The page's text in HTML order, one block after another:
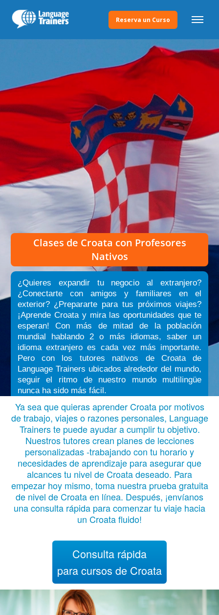
Reserva un Curso
Clases de Croata con Profesores
Nativos
¿Quieres expandir tu negocio al extranjero?
¿Conectarte con amigos y familiares en el
exterior? ¿Prepararte para tus próximos viajes?
¡Aprende Croata y mira las oportunidades que te
esperan! Con más de mitad de la población
mundial hablando 2 o más idiomas, saber un
idioma extranjero es cada vez más importante.
Pero con los tutores nativos de Croata de
Language Trainers ubicados alrededor del mundo,
seguir el ritmo de nuestro mundo multilingüe
nunca ha sido más fácil.
Ya sea que quieras aprender Croata por motivos
de trabajo, viajes o razones personales, Language
Trainers te puede ayudar a cumplir tu objetivo.
Nuestros tutores crean planes de lecciones
personalizadas -trabajando con tu horario y
necesidades de aprendizaje para asegurar que
alcances tu nivel de Croata deseado. Para
empezar hoy mismo, toma nuestra prueba gratuita
de nivel de Croata en línea. Después, ¡envíanos
una consulta rápida para comenzar tu viaje hacia
un Croata fluido!
Consulta rápida
para cursos de Croata